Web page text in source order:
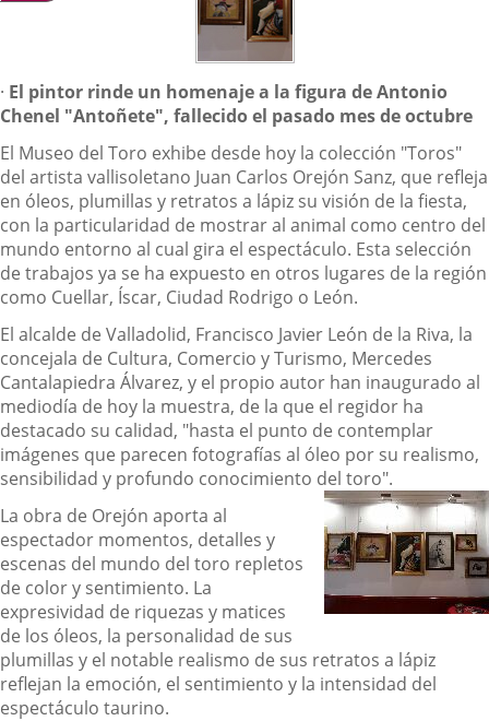
Descripción
· El pintor rinde un homenaje a la figura de Antonio
Chenel "Antoñete", fallecido el pasado mes de octubre
El Museo del Toro exhibe desde hoy la colección "Toros"
del artista vallisoletano Juan Carlos Orejón Sanz, que refleja
en óleos, plumillas y retratos a lápiz su visión de la fiesta,
con la particularidad de mostrar al animal como centro del
mundo entorno al cual gira el espectáculo. Esta selección
de trabajos ya se ha expuesto en otros lugares de la región
como Cuellar, Íscar, Ciudad Rodrigo o León.
El alcalde de Valladolid, Francisco Javier León de la Riva, la
concejala de Cultura, Comercio y Turismo, Mercedes
Cantalapiedra Álvarez, y el propio autor han inaugurado al
mediodía de hoy la muestra, de la que el regidor ha
destacado su calidad, "hasta el punto de contemplar
imágenes que parecen fotografías al óleo por su realismo,
sensibilidad y profundo conocimiento del toro".
La obra de Orejón aporta al
espectador momentos, detalles y
escenas del mundo del toro repletos
de color y sentimiento. La
expresividad de riquezas y matices
de los óleos, la personalidad de sus
plumillas y el notable realismo de sus retratos a lápiz
reflejan la emoción, el sentimiento y la intensidad del
espectáculo taurino.